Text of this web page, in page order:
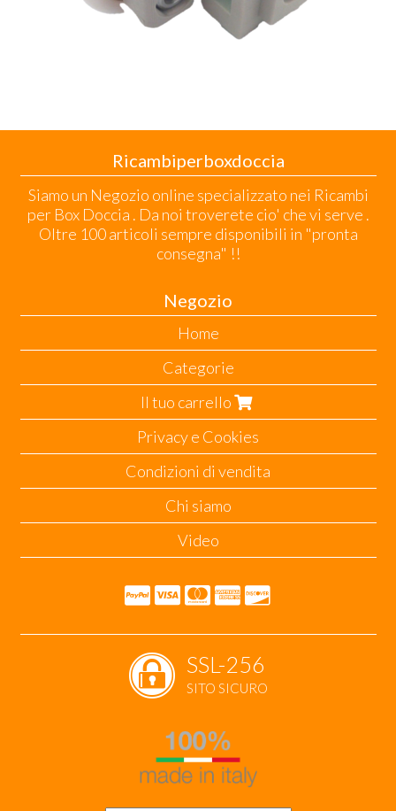
Ricambiperboxdoccia
Siamo un Negozio online specializzato nei Ricambi
per Box Doccia . Da noi troverete cio' che vi serve .
Oltre 100 articoli sempre disponibili in "pronta
consegna" !!
Negozio
Home
Categorie
Il tuo carrello
Privacy e Cookies
Condizioni di vendita
Chi siamo
Video
SSL-256
SITO SICURO